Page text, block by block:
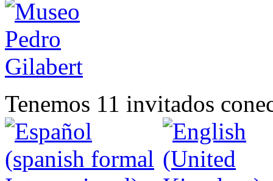
Tenemos 11 invitados